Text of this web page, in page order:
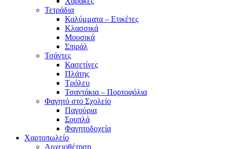
Τετράδια
Καλύμματα – Ετικέτες
Κλασσικά
Μουσικά
Σπιράλ
Τσάντες
Κασετίνες
Πλάτης
Τρόλευ
Τσαντάκια – Πορτοφόλια
Φαγητό στο Σχολείο
Παγούρια
Σουπλά
Φαγητοδοχεία
Χαρτοπωλείο
Αρχειοθέτηση